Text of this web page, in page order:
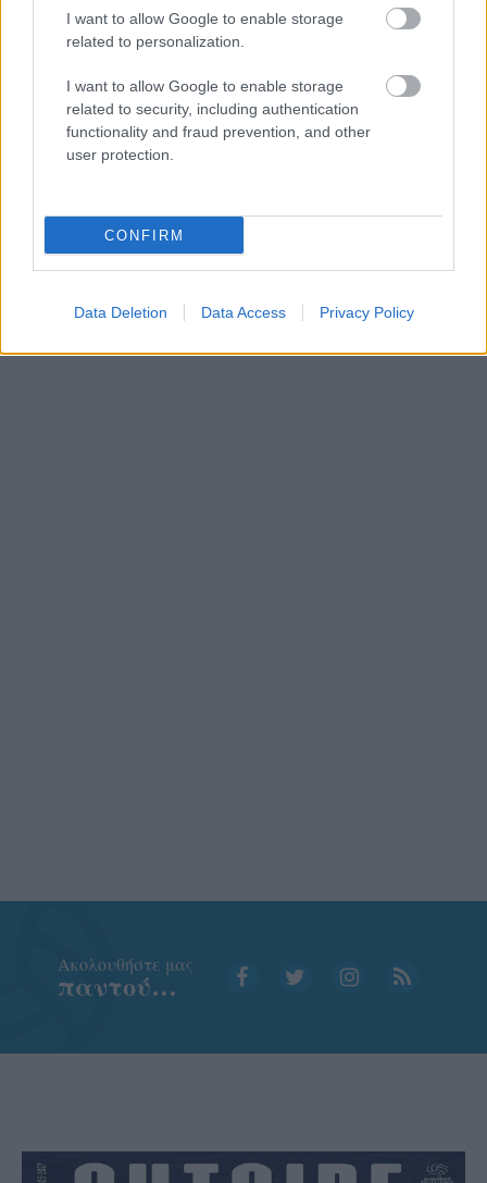
I want to allow Google to enable storage
related to personalization.
I want to allow Google to enable storage
related to security, including authentication
functionality and fraud prevention, and other
user protection.
CONFIRM
Data Deletion Data Access Privacy Policy
08/03/2026
Αναγνώριση και σεβασμός
Α.Ο. Θήρας
Aκολουθήστε μας
παντού…